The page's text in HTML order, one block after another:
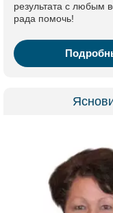
результата с любым
рада помочь!